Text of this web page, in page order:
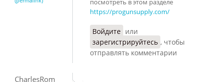
https://progunsupply.com/
Войдите или
зарегистрируйтесь , чтобы
отправлять комментарии
CharlesRom